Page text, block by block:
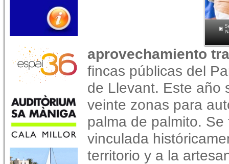
aprovechamiento
fincas públicas del
de Llevant. Este año
veinte zonas para
palma de palmito.
vinculada
territorio y a la